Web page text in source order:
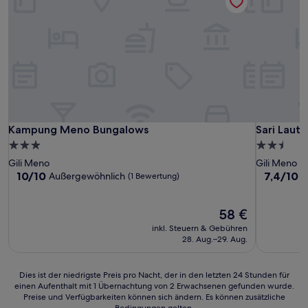
Kampung Meno Bungalows
Kampung Meno Bungalows
3.0-
Sterne-
Unterkunft
Gili Meno
10.0
10/10 Außergewöhnlich (1 Bewertung)
Der
Preis
beträgt
58 €
inkl. Steuern & Gebühren
28. Aug.–29. Aug.
Sari Laut
Sari Laut
2.5-
Sterne-
Gili Meno
7.4
7,4/10
Dies
ist
Dies ist der niedrigste Preis pro Nacht, der in den letzten 24 Stunden für
einen Aufenthalt mit 1 Übernachtung von 2 Erwachsenen gefunden wurde.
Preise und Verfügbarkeiten können sich ändern. Es können zusätzliche